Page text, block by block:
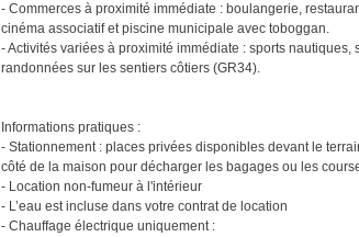
- Commerces à proximité immédiate : boulangerie,
cinéma associatif et piscine municipale avec toboggan.
- Activités variées à proximité immédiate : sports
randonnées sur les sentiers côtiers (GR34).
Informations pratiques :
- Stationnement : places privées disponibles devant le
côté de la maison pour décharger les bagages ou les
- Location non-fumeur à l'intérieur
- L’eau est incluse dans votre contrat de location
- Chauffage électrique uniquement :